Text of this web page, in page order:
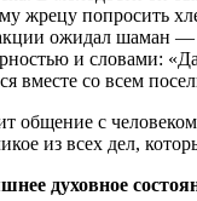
жрецу попросить
ожидал шаман
и словами:
вместе со всем
общение с
из всех дел,
духовное